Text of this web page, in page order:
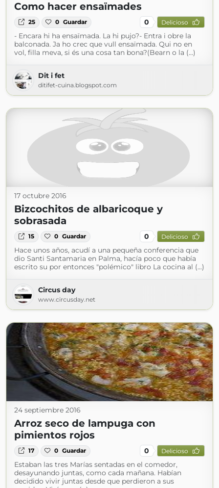
Como hacer ensaïmades
25 0 Guardar 0 Delicioso
- Encara hi ha ensaïmada. La hi pujo?- Entra i obre la
balconada. Ja ho crec que vull ensaïmada. Qui no en
vol, filla meva, si és una cosa tan bona?(Bearn o la (...)
Dit i fet
ditifet-cuina.blogspot.com
17 octubre 2016
Bizcochitos de albaricoque y
sobrasada
15 0 Guardar 0 Delicioso
Hace unos años, acudí a una pequeña conferencia que
dio Santi Santamaria en Palma, hacía poco que había
escrito su por entonces "polémico" libro La cocina al (...)
Circus day
www.circusday.net
24 septiembre 2016
Arroz seco de lampuga con
pimientos rojos
17 0 Guardar 0 Delicioso
Estaban las tres Marías sentadas en el comedor,
desayunando juntas, como cada mañana. Habían
decidido vivir juntas desde que perdieron a sus